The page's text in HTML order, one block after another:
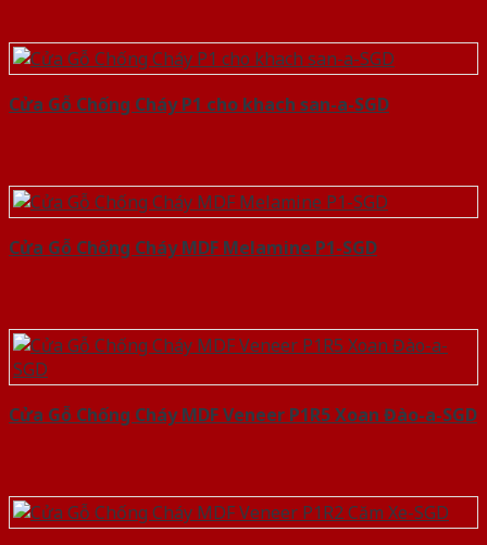
Cửa Gỗ Chống Cháy P1 cho khach san-a-SGD
Cửa Gỗ Chống Cháy MDF Melamine P1-SGD
Cửa Gỗ Chống Cháy MDF Veneer P1R5 Xoan Đào-a-SGD